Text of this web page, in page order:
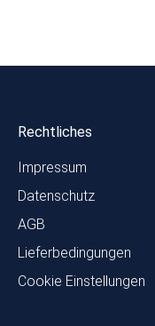
Rechtliches
Impressum
Datenschutz
AGB
Lieferbedingungen
Cookie Einstellungen